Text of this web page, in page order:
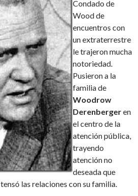
Condado de
Wood de
encuentros con
un extraterrestre
le trajeron mucha
notoriedad.
Pusieron a la
familia de
Woodrow
Derenbergeren
el centro de la
atención pública,
trayendo
atención no
deseada que
las relaciones con su familia.